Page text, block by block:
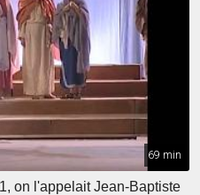
69 min
on l'appelait Jean-Baptiste